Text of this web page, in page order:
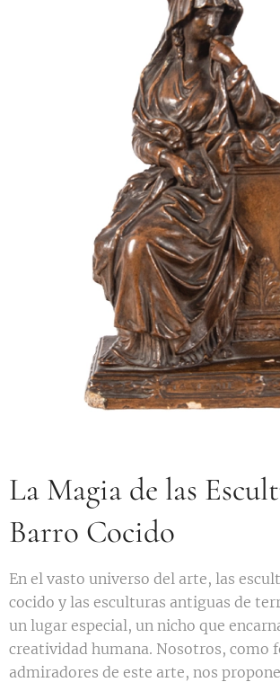
La Magia de las
Barro Cocido
En el vasto universo del arte, las
cocido y las esculturas antiguas de
un lugar especial, un nicho que
creatividad humana. Nosotros, como
admiradores de este arte, nos